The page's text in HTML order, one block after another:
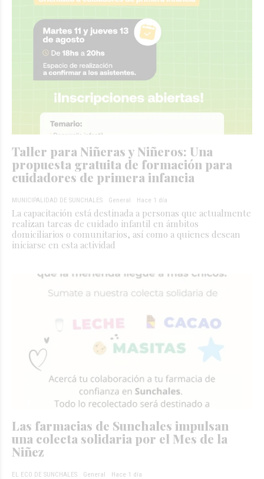
Taller para Niñeras y Niñeros: Una
propuesta gratuita de formación para
cuidadores de primera infancia
MUNICIPALIDAD DE SUNCHALES General Hace 1 día
La capacitación está destinada a personas que actualmente
realizan tareas de cuidado infantil en ámbitos
domiciliarios o comunitarios, así como a quienes desean
iniciarse en esta actividad
Las farmacias de Sunchales impulsan
una colecta solidaria por el Mes de la
Niñez
EL ECO DE SUNCHALES General Hace 1 día